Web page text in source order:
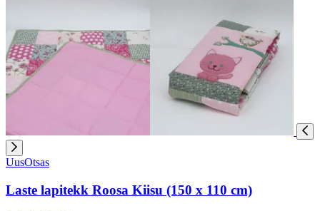
UusOtsas
Laste lapitekk Roosa Kiisu (150 x 110 cm)